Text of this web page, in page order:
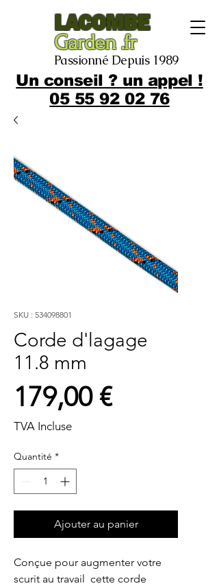
LACOMBE
Garden .fr
Passionné Depuis 1989
Un conseil ? un appel !
05 55 92 02 76
SKU : 534098801
Corde d'lagage
11.8 mm
179,00 €Prix
TVA Incluse
Quantité *
Ajouter au panier
Conçue pour augmenter votre
scurit au travail  cette corde